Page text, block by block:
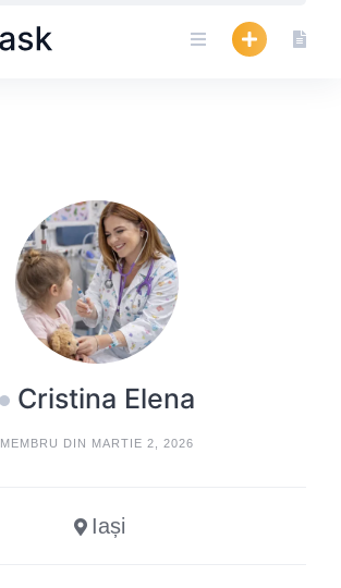
Cristina Elena
MEMBRU DIN MARTIE 2, 2026
Iași